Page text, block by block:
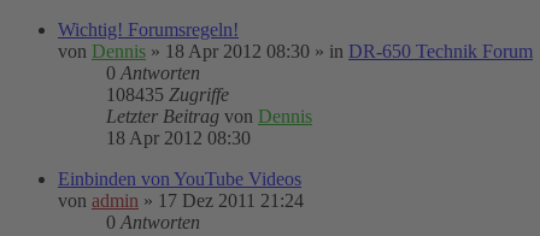
Wichtig! Forumsregeln!
von Dennis » 18 Apr 2012 08:30 » in DR-650 Technik Forum
0 Antworten
108435 Zugriffe
Letzter Beitrag von Dennis
18 Apr 2012 08:30
Einbinden von YouTube Videos
von admin » 17 Dez 2011 21:24
0 Antworten